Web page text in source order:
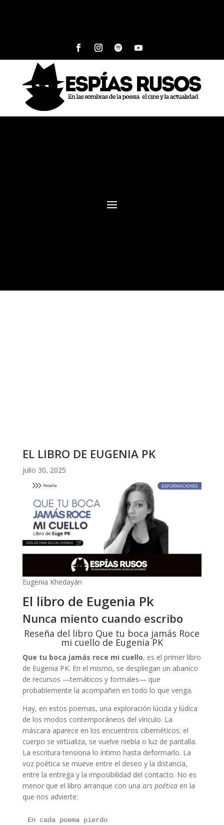
EL LIBRO DE EUGENIA PK
julio 30, 2025
Eugenia Khedayán
El libro de Eugenia Pk
Nunca miento cuando escribo
Reseña del libro Que tu boca jamás Roce
mi cuello de Eugenia PK
Que tu boca jamás roce mi cuello, es el primer libro
de Eugenia PK. En el mismo, se despliegan un abanico
de recursos —temáticos y formales— que
probablemente la acompañen en todo lo que venga.
Hay, en estos poemas, una exploración lúcida y lúdica
de los modos contemporáneos del vínculo. La
máscara aparece en los encuentros cibernéticos: el
cuerpo se virtualiza, se vuelve niebla o luz de pantalla.
La escritura tensiona lo íntimo hasta deformarlo. La
voz poética se mueve entre el deseo y la distancia,
entre la entrega y la imposibilidad del contacto. No es
menor que el libro arranque con una ars poéticaen la
que nos advierte:
En cada poema pierdo